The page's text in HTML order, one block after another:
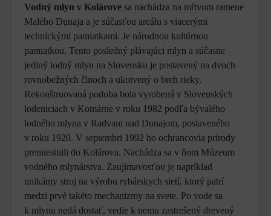
Vodný mlyn v Kolárove sa nachádza na mŕtvom ramene
Malého Dunaja a je súčasťou areálu s viacerými
technickými pamiatkami. Je národnou kultúrnou
pamiatkou. Tento posledný plávajúci mlyn a súčasne
jediný lodný mlyn na Slovensku je postavený na dvoch
rovnobežných člnoch a ukotvený o breh rieky.
Rekonštruovaná podoba bola vyrobená v Slovenských
lodeniciach v Komárne v roku 1982 podľa bývalého
lodného mlyna v Radvani nad Dunajom, postaveného
v roku 1920. V septembri 1992 ho ochrancovia prírody
premiestnili do Kolárova. Nachádza sa v ňom Múzeum
vodného mlynárstva. Zaujímavosťou je napríklad
unikátny stroj na výrobu rybárskych sietí, ktorý patrí
medzi prvé takéto mechanizmy na svete. Po vode sa
k mlynu nedá dostať, vedie k nemu zastrešený drevený